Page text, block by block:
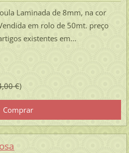
Laminada de 8mm, na cor
em rolo de 50mt. preço
existentes em...
€)